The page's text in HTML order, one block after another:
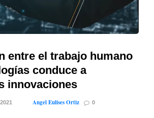
entre el trabajo humano
conduce a
innovaciones
Angel Eulises Ortiz 0